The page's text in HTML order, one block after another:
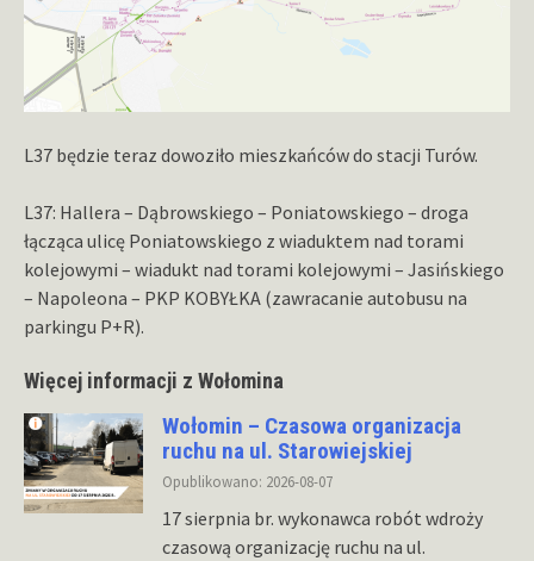
L37 będzie teraz dowoziło mieszkańców do stacji Turów.
L37: Hallera – Dąbrowskiego – Poniatowskiego – droga
łącząca ulicę Poniatowskiego z wiaduktem nad torami
kolejowymi – wiadukt nad torami kolejowymi – Jasińskiego
– Napoleona – PKP KOBYŁKA (zawracanie autobusu na
parkingu P+R).
Więcej informacji z Wołomina
Wołomin – Czasowa organizacja
ruchu na ul. Starowiejskiej
Opublikowano: 2026-08-07
17 sierpnia br. wykonawca robót wdroży
czasową organizację ruchu na ul.